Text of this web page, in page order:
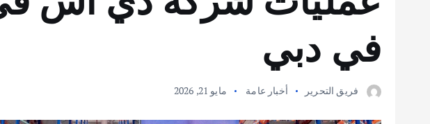
في دبي
فريق التحرير أخبار عامة مايو 21, 2026